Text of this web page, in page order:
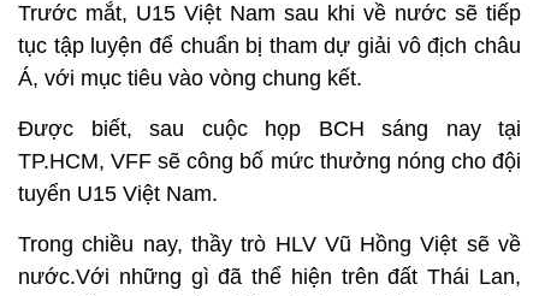
Trước mắt, U15 Việt Nam sau khi về nước sẽ tiếp
tục tập luyện để chuẩn bị tham dự giải vô địch châu
Á, với mục tiêu vào vòng chung kết.
Được biết, sau cuộc họp BCH sáng nay tại
TP.HCM, VFF sẽ công bố mức thưởng nóng cho đội
tuyển U15 Việt Nam.
Trong chiều nay, thầy trò HLV Vũ Hồng Việt sẽ về
nước.Với những gì đã thể hiện trên đất Thái Lan,